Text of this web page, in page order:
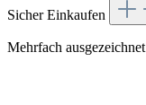
Sicher Einkaufen
Mehrfach